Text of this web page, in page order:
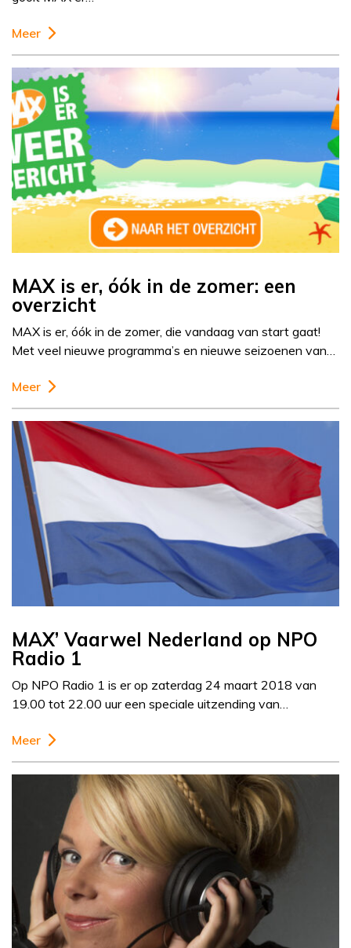
Meer
MAX is er, óók in de zomer: een
overzicht
MAX is er, óók in de zomer, die vandaag van start gaat!
Met veel nieuwe programma’s en nieuwe seizoenen van…
Meer
MAX’ Vaarwel Nederland op NPO
Radio 1
Op NPO Radio 1 is er op zaterdag 24 maart 2018 van
19.00 tot 22.00 uur een speciale uitzending van…
Meer